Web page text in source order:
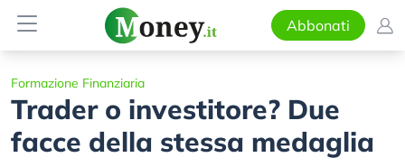
Abbonati
Formazione Finanziaria
Trader o investitore? Due
facce della stessa medaglia